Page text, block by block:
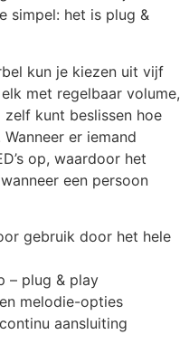
simpel: het is plug &
kun je kiezen uit vijf
met regelbaar volume,
kunt beslissen hoe
er iemand
op, waardoor het
een persoon
gebruik door het hele
– plug & play
melodie-opties
aansluiting